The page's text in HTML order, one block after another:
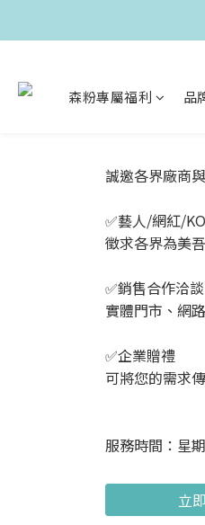
森粉專屬福利 品
誠邀各界廠商
✅藝人/網紅/
徵求各界為美
✅銷售合作洽談
實體門市、網
✅企業贈禮
可將您的需求
服務時間：星
立